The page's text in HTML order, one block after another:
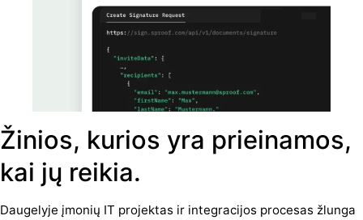
Žinios, kurios yra prieinamos,
kai jų reikia.
Daugelyje įmonių IT projektas ir integracijos procesas žlunga